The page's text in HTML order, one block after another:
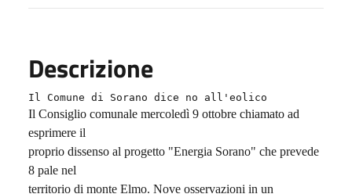
Descrizione
Il Comune di Sorano dice no all'eolico
Il Consiglio comunale mercoledì 9 ottobre chiamato ad
esprimere il
proprio dissenso al progetto "Energia Sorano" che prevede
8 pale nel
territorio di monte Elmo. Nove osservazioni in un